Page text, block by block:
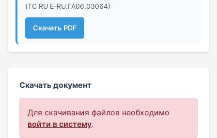
(ТС RU Е-RU.ГА06.03064)
Скачать PDF
Скачать документ
Для скачивания файлов необходимо
войти в систему.